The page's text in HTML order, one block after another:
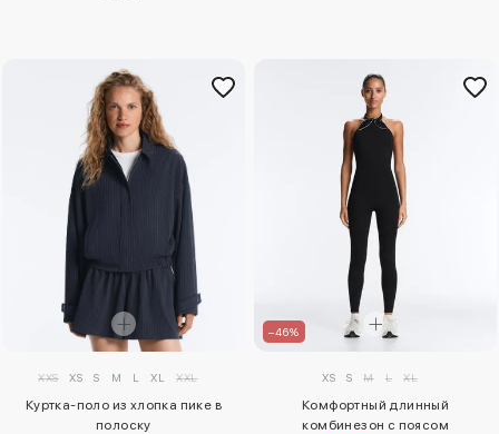
XXS XS S M L XL XXL
Куртка-поло из хлопка пике в
полоску
–46%
XS S M L XL
Комфортный длинный
комбинезон с поясом